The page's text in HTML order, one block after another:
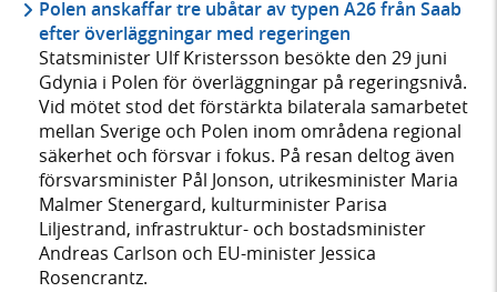
Polen anskaffar tre ubåtar av typen A26 från Saab
efter överläggningar med regeringen
Statsminister Ulf Kristersson besökte den 29 juni
Gdynia i Polen för överläggningar på regeringsnivå.
Vid mötet stod det förstärkta bilaterala samarbetet
mellan Sverige och Polen inom områdena regional
säkerhet och försvar i fokus. På resan deltog även
försvarsminister Pål Jonson, utrikesminister Maria
Malmer Stenergard, kulturminister Parisa
Liljestrand, infrastruktur- och bostadsminister
Andreas Carlson och EU-minister Jessica
Rosencrantz.